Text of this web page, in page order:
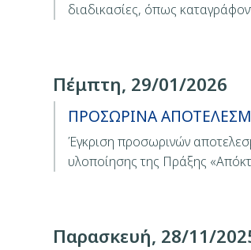
διαδικασίες, όπως
Πέμπτη, 29/01/2026
ΠΡΟΣΩΡΙΝΑ
Έγκριση προσωρινών
υλοποίησης της Πράξης
Παρασκευή, 28/11/